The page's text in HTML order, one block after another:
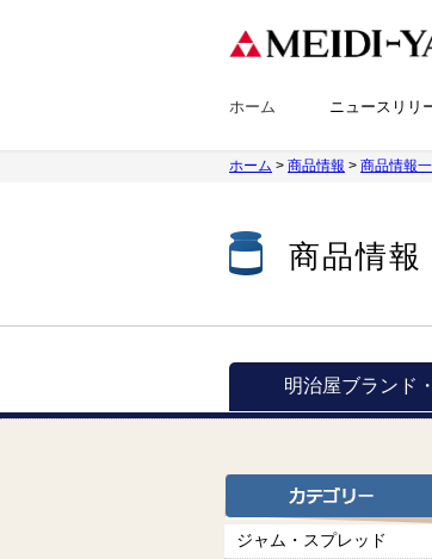
ホーム ニュースリリ
ホーム > 商品情報 > 商品情報
商品情報
明治屋ブランド・
ジャム・スプレッド